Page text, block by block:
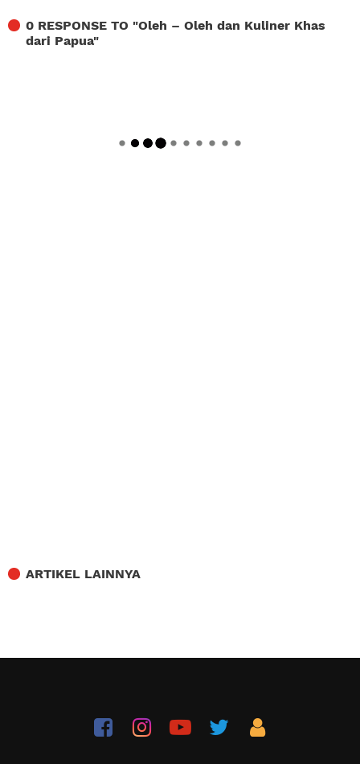
0 RESPONSE TO "Oleh – Oleh dan Kuliner Khas
dari Papua"
ARTIKEL LAINNYA